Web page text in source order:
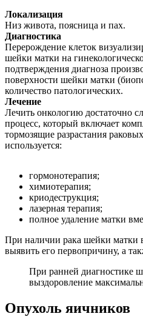
Локализация
Низ живота, поясница и пах.
Диагностика
Перерождение клеток
шейки матки на
подтверждения диагноза
поверхности шейки матки
количество патологических.
Лечение
Лечить онкологию достаточно
процесс, который включает
тормозящие разрастания
используется:
гормонотерапия;
химиотерапия;
криодеструкция;
лазерная терапия;
полное удаление матки
При наличии рака шейки матки
выявить его первопричину, а
При ранней диагностике
выздоровление
Опухоль яичников